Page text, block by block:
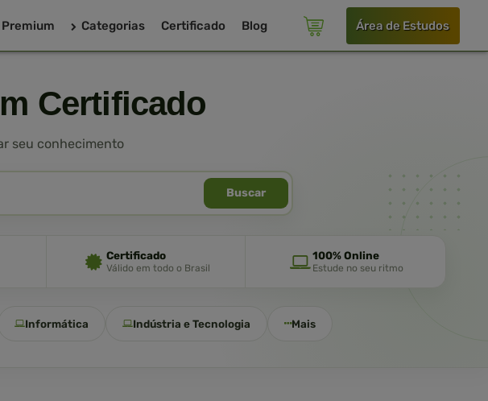
Premium Categorias Certificado Blog Área de Estudos
Certificado
seu conhecimento
Buscar
Certificado
Válido em todo o Brasil
100% Online
Estude no seu ritmo
Informática Indústria e Tecnologia Mais